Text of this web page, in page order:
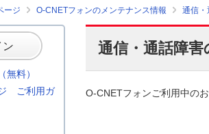
ージ O-CNETフォンのメンテナンス情報 通信・
通信・通話障
O-CNETフォンご利用中の
ン
無料）
ご利用ガ